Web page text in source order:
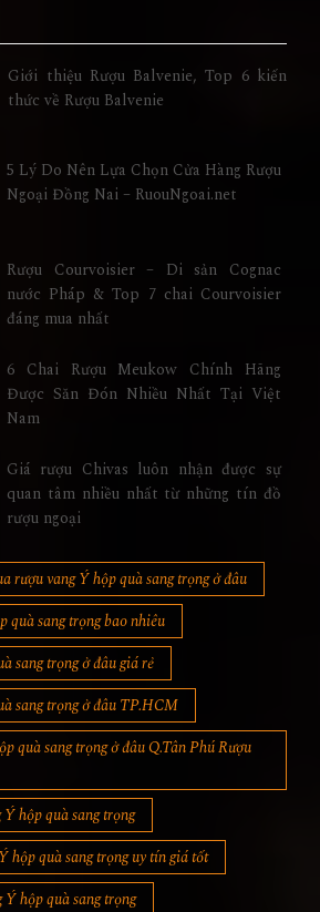
Giới thiệu Rượu Balvenie, Top 6 kiến
thức về Rượu Balvenie
5 Lý Do Nên Lựa Chọn Cửa Hàng Rượu
Ngoại Đồng Nai – RuouNgoai.net
Rượu Courvoisier – Di sản Cognac
nước Pháp & Top 7 chai Courvoisier
đáng mua nhất
6 Chai Rượu Meukow Chính Hãng
Được Săn Đón Nhiều Nhất Tại Việt
Nam
Giá rượu Chivas luôn nhận được sự
quan tâm nhiều nhất từ những tín đồ
rượu ngoại
rượu vang Ý hộp quà sang trọng ở đâu
quà sang trọng bao nhiêu
sang trọng ở đâu giá rẻ
sang trọng ở đâu TP.HCM
quà sang trọng ở đâu Q.Tân Phú Rượu
hộp quà sang trọng
hộp quà sang trọng uy tín giá tốt
hộp quà sang trọng